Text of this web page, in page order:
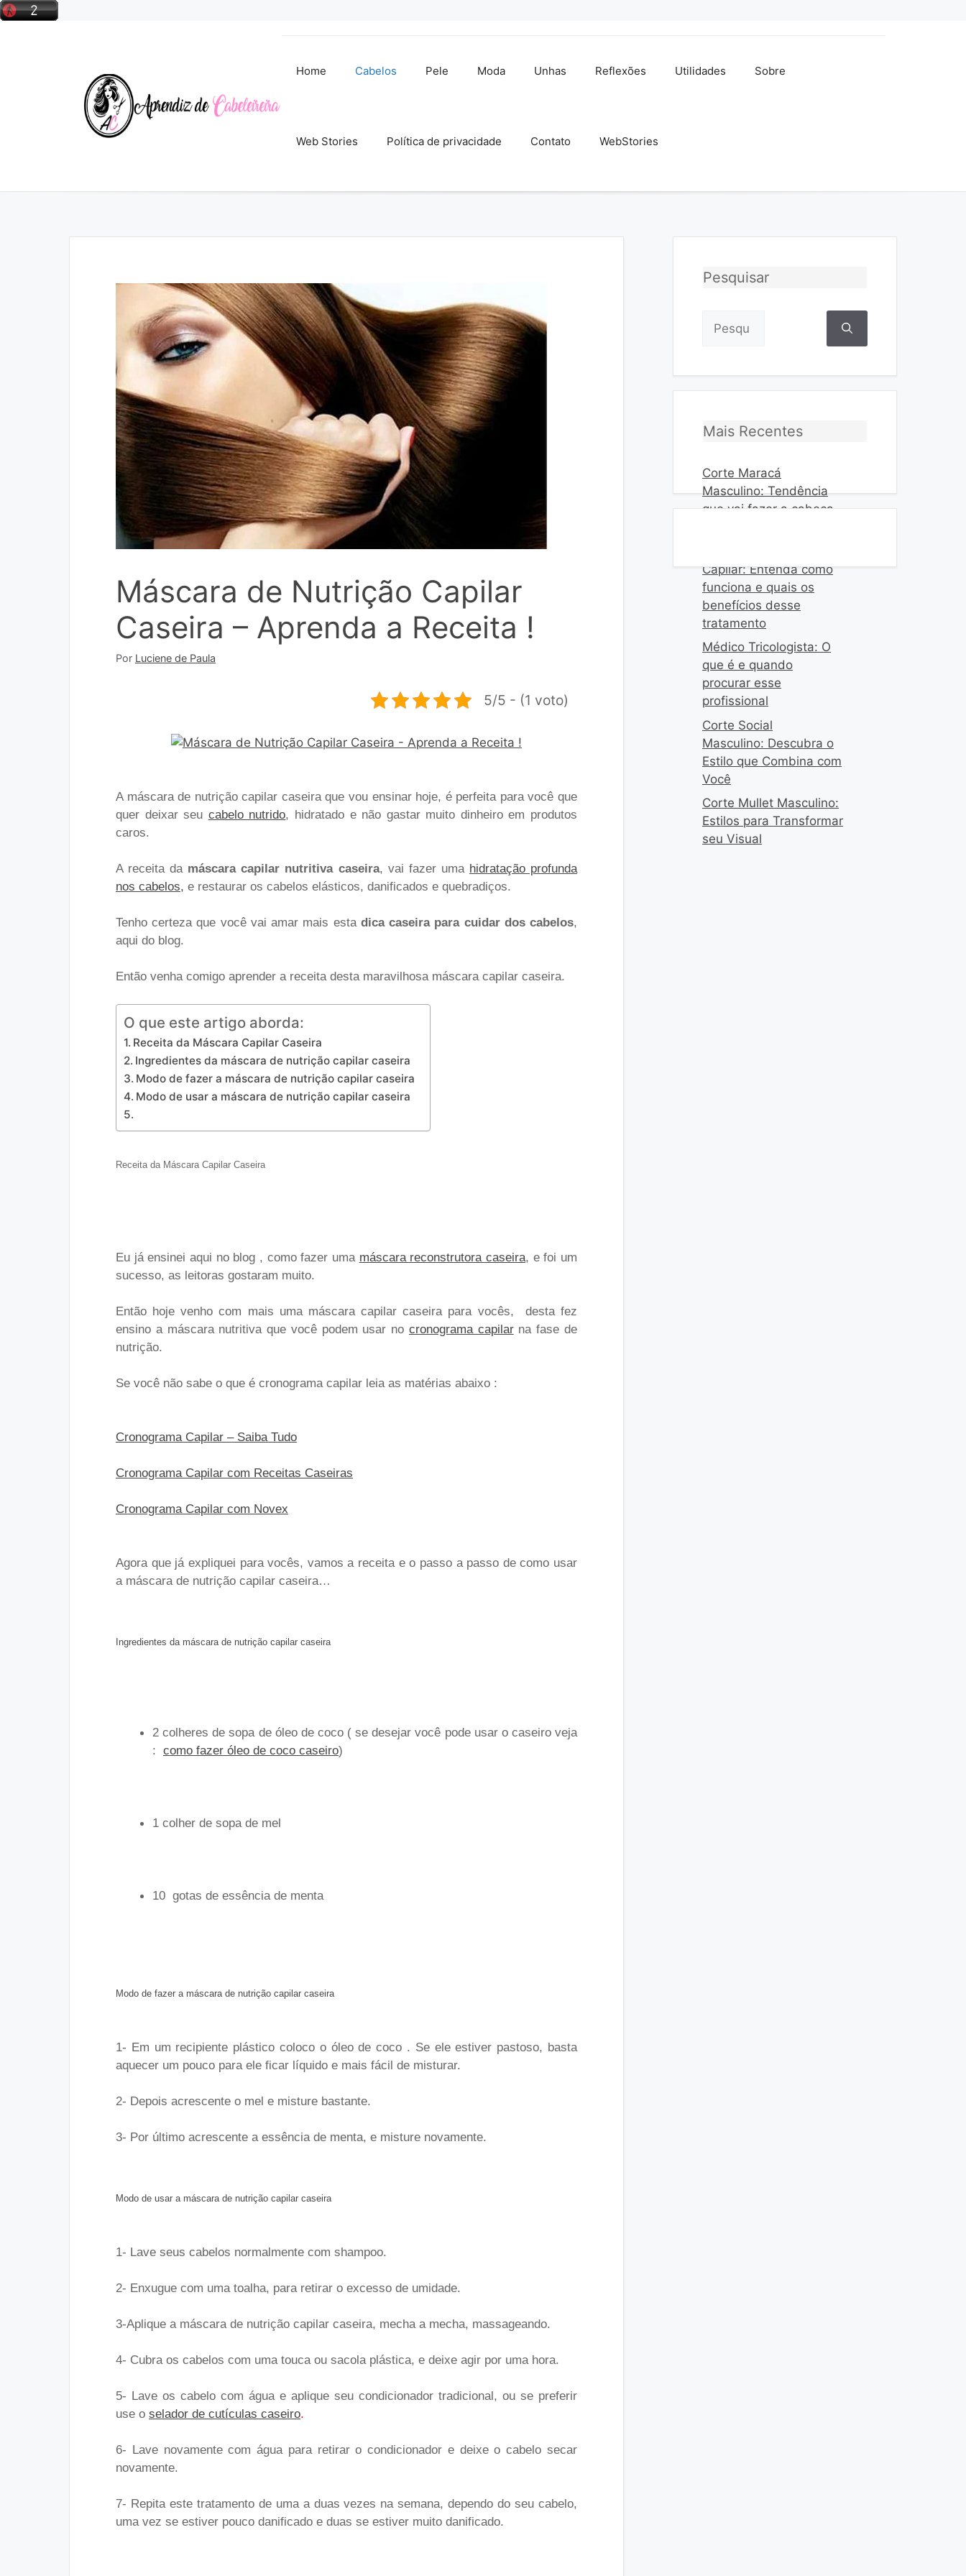
Home Cabelos Pele Moda Unhas Reflexões Utilidades Sobre
Web Stories Política de privacidade Contato WebStories
Máscara de Nutrição Capilar
Caseira – Aprenda a Receita !
Por Luciene de Paula
5/5 - (1 voto)
A máscara de nutrição capilar caseira que vou ensinar hoje, é perfeita para você que
quer deixar seu cabelo nutrido, hidratado e não gastar muito dinheiro em produtos
caros.
A receita da máscara capilar nutritiva caseira, vai fazer uma hidratação profunda
nos cabelos, e restaurar os cabelos elásticos, danificados e quebradiços.
Tenho certeza que você vai amar mais esta dica caseira para cuidar dos cabelos,
aqui do blog.
Então venha comigo aprender a receita desta maravilhosa máscara capilar caseira.
O que este artigo aborda:
Receita da Máscara Capilar Caseira
Ingredientes da máscara de nutrição capilar caseira
Modo de fazer a máscara de nutrição capilar caseira
Modo de usar a máscara de nutrição capilar caseira
Receita da Máscara Capilar Caseira
Eu já ensinei aqui no blog , como fazer uma máscara reconstrutora caseira, e foi um
sucesso, as leitoras gostaram muito.
Então hoje venho com mais uma máscara capilar caseira para vocês, desta fez
ensino a máscara nutritiva que você podem usar no cronograma capilarna fase de
nutrição.
Se você não sabe o que é cronograma capilar leia as matérias abaixo :
Cronograma Capilar – Saiba Tudo
Cronograma Capilar com Receitas Caseiras
Cronograma Capilar com Novex
Agora que já expliquei para vocês, vamos a receita e o passo a passo de como usar
a máscara de nutrição capilar caseira…
Ingredientes da máscara de nutrição capilar caseira
2 colheres de sopa de óleo de coco ( se desejar você pode usar o caseiro veja
: como fazer óleo de coco caseiro)
1 colher de sopa de mel
10 gotas de essência de menta
Modo de fazer a máscara de nutrição capilar caseira
1- Em um recipiente plástico coloco o óleo de coco . Se ele estiver pastoso, basta
aquecer um pouco para ele ficar líquido e mais fácil de misturar.
2- Depois acrescente o mel e misture bastante.
3- Por último acrescente a essência de menta, e misture novamente.
Modo de usar a máscara de nutrição capilar caseira
1- Lave seus cabelos normalmente com shampoo.
2- Enxugue com uma toalha, para retirar o excesso de umidade.
3-Aplique a máscara de nutrição capilar caseira, mecha a mecha, massageando.
4- Cubra os cabelos com uma touca ou sacola plástica, e deixe agir por uma hora.
5- Lave os cabelo com água e aplique seu condicionador tradicional, ou se preferir
use o selador de cutículas caseiro.
6- Lave novamente com água para retirar o condicionador e deixe o cabelo secar
novamente.
7- Repita este tratamento de uma a duas vezes na semana, dependo do seu cabelo,
uma vez se estiver pouco danificado e duas se estiver muito danificado.
Pesquisar
por:
Mais Recentes
Corte Maracá
Masculino: Tendência
que vai fazer a cabeça
Capilar: Entenda como
funciona e quais os
benefícios desse
tratamento
Médico Tricologista: O
que é e quando
procurar esse
profissional
Corte Social
Masculino: Descubra o
Estilo que Combina com
Você
Corte Mullet Masculino:
Estilos para Transformar
seu Visual